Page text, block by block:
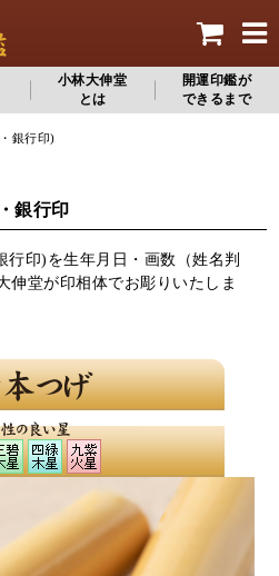
小林大伸堂
とは
開運印鑑が
できるまで
銀行印)
銀行印
行印)を生年月日・画数（姓名判
伸堂が印相体でお彫りいたしま